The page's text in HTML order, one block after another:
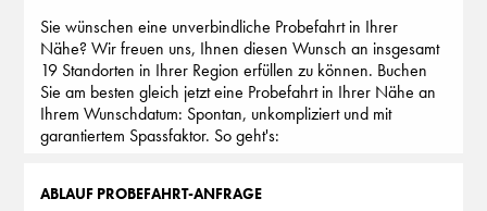
Sie wünschen eine unverbindliche Probefahrt in Ihrer
Nähe? Wir freuen uns, Ihnen diesen Wunsch an insgesamt
19 Standorten in Ihrer Region erfüllen zu können. Buchen
Sie am besten gleich jetzt eine Probefahrt in Ihrer Nähe an
Ihrem Wunschdatum: Spontan, unkompliziert und mit
garantiertem Spassfaktor. So geht's:
ABLAUF PROBEFAHRT-ANFRAGE